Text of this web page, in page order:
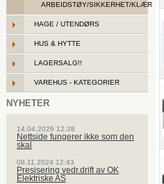
ARBEIDSTØY/SIKKERHET/KLÆR
HAGE / UTENDØRS
HUS & HYTTE
LAGERSALG!!
VAREHUS - KATEGORIER
NYHETER
14.04.2026 12:28
Nettside fungerer ikke som den
skal
08.11.2024 12:43
Presisering vedr.drift av OK
Elektriske AS